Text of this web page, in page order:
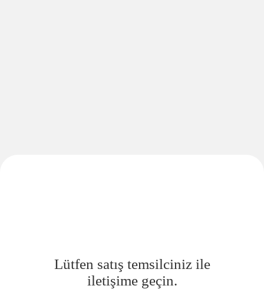
Lütfen satış temsilciniz ile
iletişime geçin.